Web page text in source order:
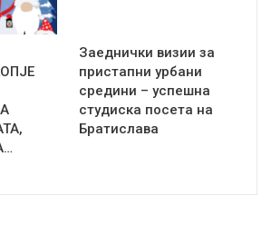
Заеднички визии за
пристапни урбани
средини – успешна
студиска посета на
Братислава